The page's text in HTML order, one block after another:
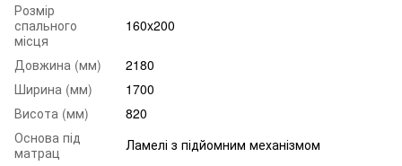
Розмір
спального
місця
160x200
Довжина (мм)
2180
Ширина (мм)
1700
Висота (мм)
820
Основа під
матрац
Ламелі з підйомним механізмом